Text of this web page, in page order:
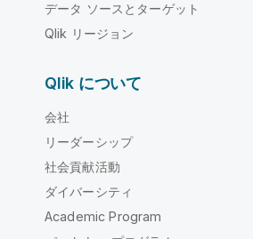
データ ソースとターゲット
Qlik リージョン
Qlik について
会社
リーダーシップ
社会貢献活動
ダイバーシティ
Academic Program